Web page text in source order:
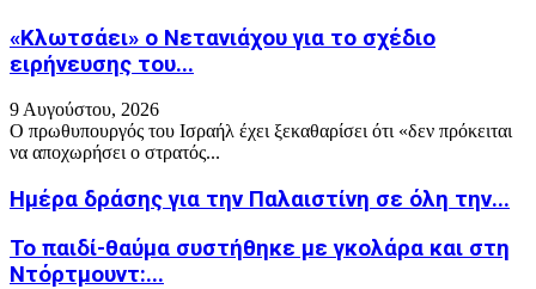
«Κλωτσάει» ο Νετανιάχου για το σχέδιο
ειρήνευσης του...
9 Αυγούστου, 2026
Ο πρωθυπουργός του Ισραήλ έχει ξεκαθαρίσει ότι «δεν πρόκειται
να αποχωρήσει ο στρατός...
Ημέρα δράσης για την Παλαιστίνη σε όλη την...
Το παιδί-θαύμα συστήθηκε με γκολάρα και στη
Ντόρτμουντ:...